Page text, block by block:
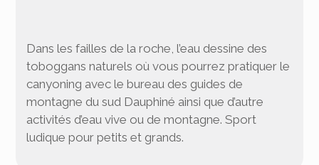
Dans les failles de la roche, l’eau dessine des
toboggans naturels où vous pourrez pratiquer le
canyoning avec le bureau des guides de
montagne du sud Dauphiné ainsi que d’autre
activités d’eau vive ou de montagne. Sport
ludique pour petits et grands.